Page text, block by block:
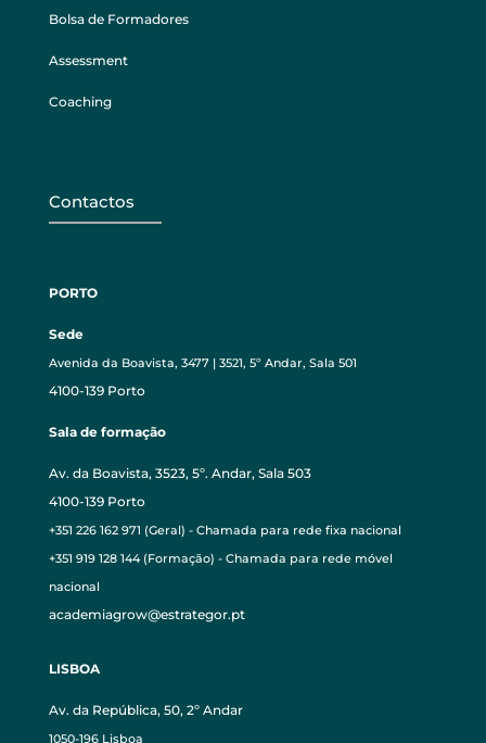
Bolsa de Formadores
Assessment
Coaching
Contactos
PORTO
Sede
Avenida da Boavista, 3477 | 3521, 5º Andar, Sala 501
4100-139 Porto
Sala de formação
Av. da Boavista, 3523, 5º. Andar, Sala 503
4100-139 Porto
+351 226 162 971 (Geral) - Chamada para rede fixa nacional
+351 919 128 144 (Formação) - Chamada para rede móvel
nacional
academiagrow@estrategor.pt
LISBOA
Av. da República, 50, 2º Andar
1050-196 Lisboa